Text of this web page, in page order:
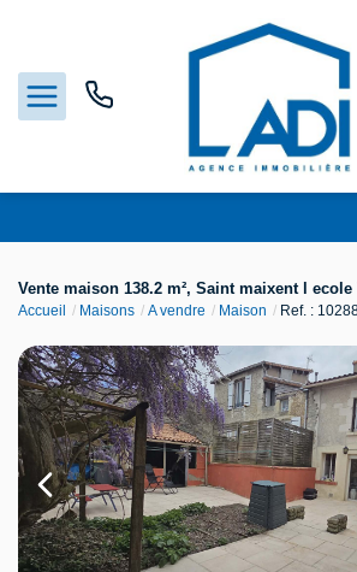
Estimation
Agences
Gestion
Vente maison 138.2 m², Saint maixent l ecole
Accueil Maisons A vendre Maison Ref. :